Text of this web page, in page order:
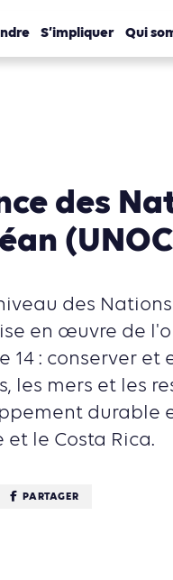
S’impliquer Qui
des
des
en œuvre de
: conserver et
les mers et les
durable
le Costa Rica.
PARTAGER